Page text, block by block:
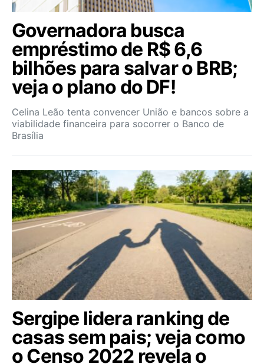
Governadora busca
empréstimo de R$ 6,6
bilhões para salvar o BRB;
veja o plano do DF!
Celina Leão tenta convencer União e bancos sobre a
viabilidade financeira para socorrer o Banco de
Brasília
Sergipe lidera ranking de
casas sem pais; veja como
o Censo 2022 revela o